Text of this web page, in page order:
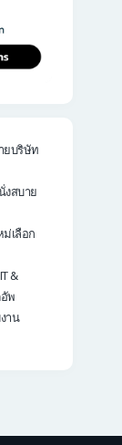
ยบริษัท
งสบาย
เลือก
&
พ
าน